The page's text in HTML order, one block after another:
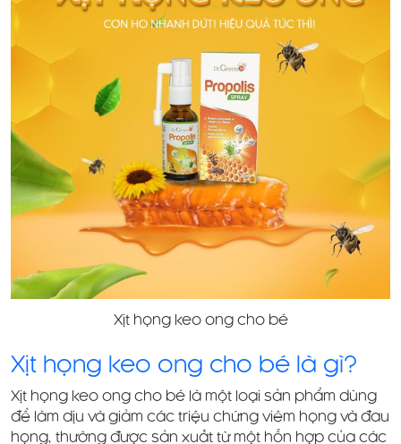
Xịt họng keo ong cho bé
Xịt họng keo ong cho bé là gì?
Xịt họng keo ong cho bé là một loại sản phẩm dùng
để làm dịu và giảm các triệu chứng viêm họng và đau
họng, thường được sản xuất từ một hỗn hợp của các